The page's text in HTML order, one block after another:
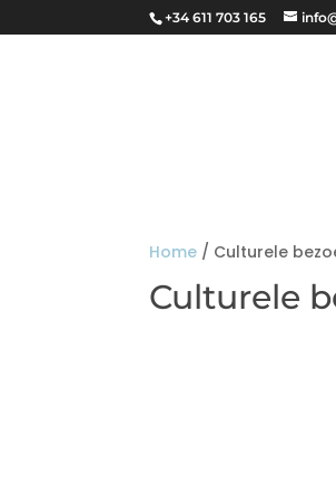
+34 611 703 165
Home / Culturele
Culturele